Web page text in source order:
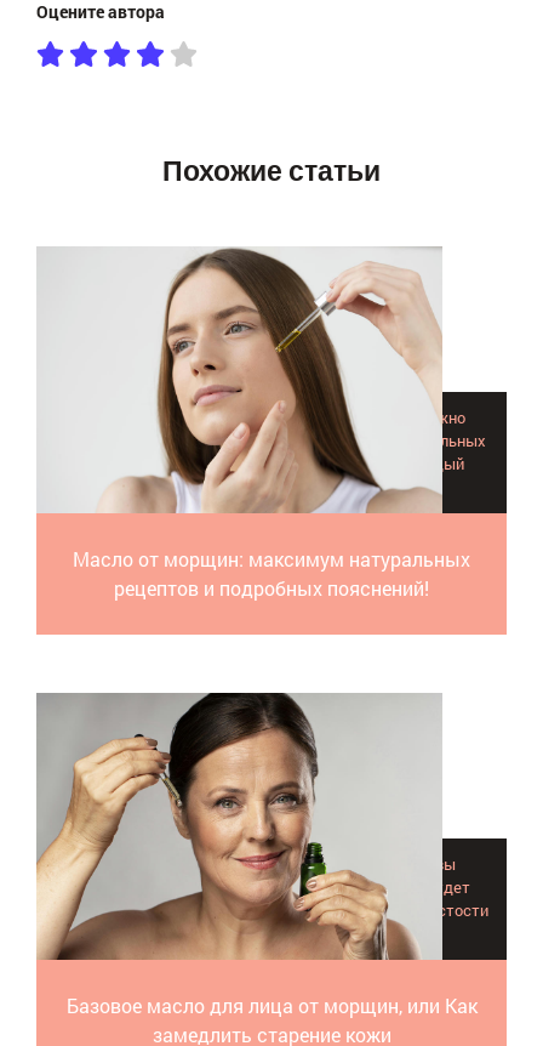
Оцените автора
Похожие статьи
Масло от морщин: максимум натуральных
рецептов и подробных пояснений!
Применяя масло от морщин молодость кожи можно
действительно продлить! Предлагаем много натуральных
рецептов для лица, поясняем, как работает каждый
ингредиент.
Базовое масло для лица от морщин, или Как
замедлить старение кожи
Применяя базовое масло для лица от морщин, вы
обеспечиваете клеткам тот минимум, который будет
способствовать эластичности, гладкости и бархатистости
кожи.